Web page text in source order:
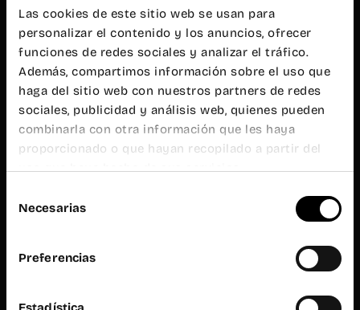
Las cookies de este sitio web se usan para
personalizar el contenido y los anuncios, ofrecer
funciones de redes sociales y analizar el tráfico.
Además, compartimos información sobre el uso que
haga del sitio web con nuestros partners de redes
sociales, publicidad y análisis web, quienes pueden
combinarla con otra información que les haya
proporcionado o que hayan recopilado a partir del
uso que haya hecho de sus servicios.
deNecesarias
Preferencias
L-V de 9h a
19h
Wayco
Ruzafa
Almirante
Cadarso, 26
bajo
46005
Valencia
+34 962 06